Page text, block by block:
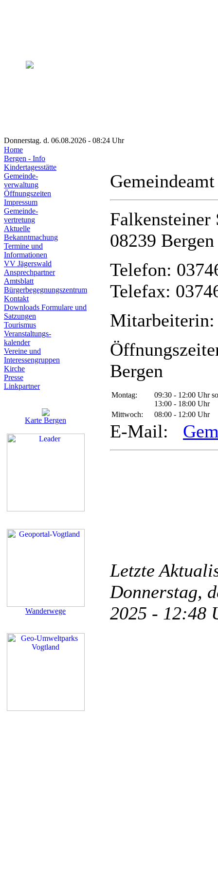
Donnerstag. d. 06.08.2026 - 08:24 Uhr
Home
Bergen - Info
Kindertagesstätte
Gemeinde-
verwaltung
Öffnungszeiten
Impressum
Gemeinde-
vertretung
Aktuelle
Bekanntmachung
Termine und
Informationen
VV Jägerswald
Ansprechpartner
Amtsblatt
Bürgerbegegnungszentrum
Kontakt
Downloads Formulare und
Satzungen
Tourismus
Veranstaltungs-
kalender
Vereine und
Interessen­gruppen
Kirche
Presse
Linkpartner
Karte Bergen
Wanderwege
Falkensteiner
08239 Bergen
Telefon:
Telefax:
Mitarbeiterin:
Bergen
Montag:
09:30 - 12:00 Uhr
13:00 - 18:00 Uhr
Mittwoch:
08:00 - 12:00 Uhr
E-Mail:
Letzte
Donnerstag,
2025 -